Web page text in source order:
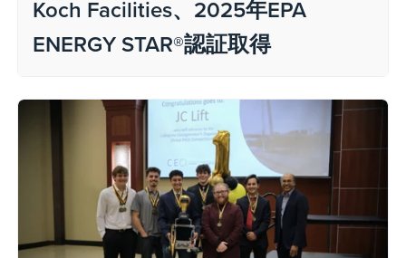
Koch Facilities、2025年EPA
ENERGY STAR®認証取得